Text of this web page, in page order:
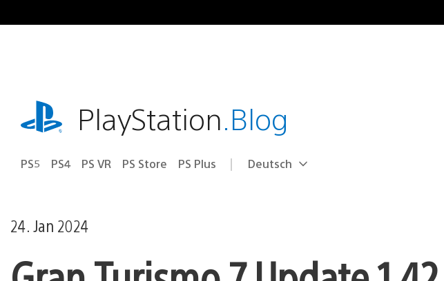
Inhalt
playstation.comPlayStation.Blog
PS5 PS4 PS VR PS Store PS Plus Select
Aktuelle
Deutsch
24. Jan 2024